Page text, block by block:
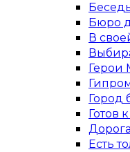
Бюро
В
Город
Готов
Есть